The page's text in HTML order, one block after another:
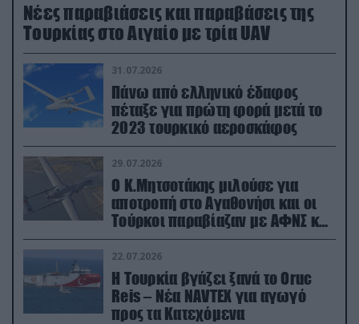
Νέες παραβιάσεις και παραβάσεις της
Τουρκίας στο Αιγαίο με τρία UAV
31.07.2026
Πάνω από ελληνικό έδαφος
πέταξε για πρώτη φορά μετά το
2023 τουρκικό αεροσκάφος
29.07.2026
Ο Κ.Μητσοτάκης μιλούσε για
αποτροπή στο Αγαθονήσι και οι
Τούρκοι παραβίαζαν με ΑΦΝΣ και
drone
22.07.2026
Η Τουρκία βγάζει ξανά το Oruc
Reis – Νέα NAVTEX για αγωγό
προς τα Κατεχόμενα